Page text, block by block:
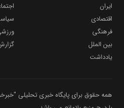
ایران
اقتصادی
فرهنگی
بین الملل
یادداشت
همه حقوق برای پایگاه خبری تحلیلی